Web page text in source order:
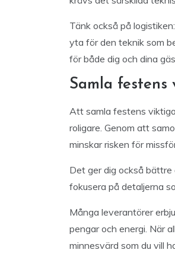
Tänk också på
yta för den teknik som
för både dig och dina
Samla
Att samla festens
roligare. Genom att
minskar risken för
Det ger dig också
fokusera på detaljerna
Många leverantörer
pengar och energi. När
minnesvärd som du vill